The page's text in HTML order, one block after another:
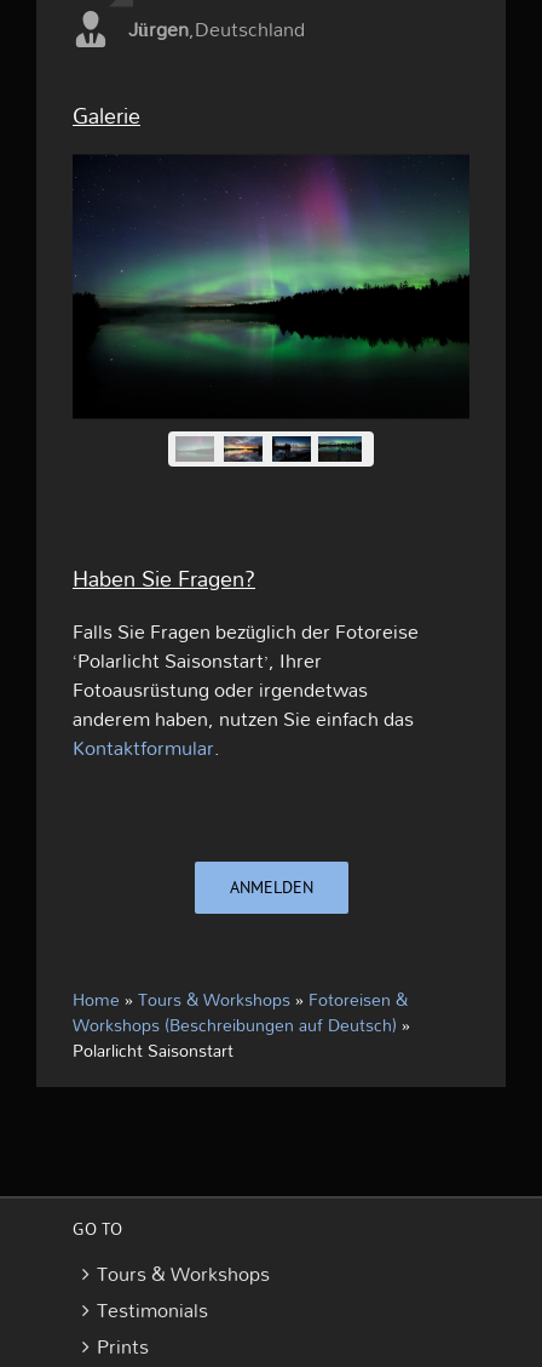
Jürgen,Deutschland
Galerie
Haben Sie Fragen?
Falls Sie Fragen bezüglich der Fotoreise
‘Polarlicht Saisonstart’, Ihrer
Fotoausrüstung oder irgendetwas
anderem haben, nutzen Sie einfach das
Kontaktformular.
ANMELDEN
Home»Tours & Workshops»Fotoreisen &
Workshops (Beschreibungen auf Deutsch)»
Polarlicht Saisonstart
GO TO
Tours & Workshops
Testimonials
Prints